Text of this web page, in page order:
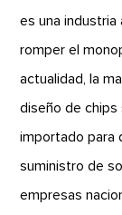
es una
romper el
actualidad, la
diseño de chips
importado para
suministro de
empresas